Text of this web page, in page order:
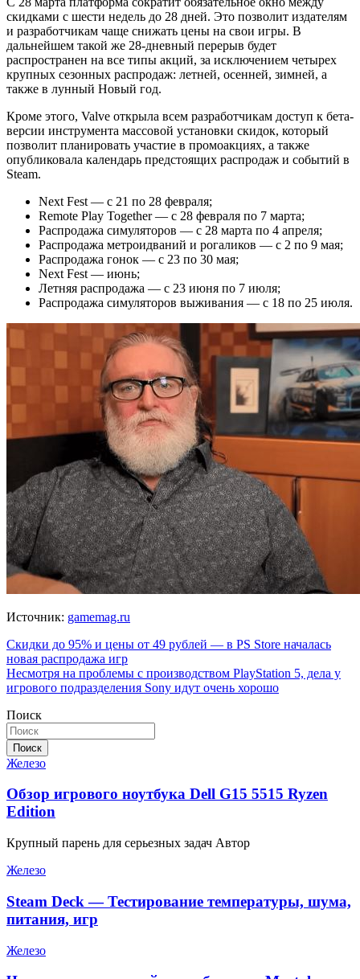
скидками с шести недель до 28 дней. Это позволит издателям
и разработчикам чаще снижать цены на свои игры. В
дальнейшем такой же 28-дневный перерыв будет
распространен на все типы акций, за исключением четырех
крупных сезонных распродаж: летней, осенней, зимней, а
также в лунный Новый год.
Кроме этого, Valve открыла всем разработчикам доступ к бета-
версии инструмента массовой установки скидок, который
позволит планировать участие в промоакциях, а также
опубликовала календарь предстоящих распродаж и событий в
Steam.
Next Fest — с 21 по 28 февраля;
Remote Play Together — с 28 февраля по 7 марта;
Распродажа симуляторов — с 28 марта по 4 апреля;
Распродажа метроидваний и рогаликов — с 2 по 9 мая;
Распродажа гонок — с 23 по 30 мая;
Next Fest — июнь;
Летняя распродажа — с 23 июня по 7 июля;
Распродажа симуляторов выживания — с 18 по 25 июля.
Источник: gamemag.ru
Навигация
по
записям
Скидки до 95% и цены от 49 рублей — в PS Store началась
новая распродажа игр
Несмотря на проблемы с производством PlayStation 5, дела у
игрового подразделения Sony идут очень хорошо
Поиск
Поиск
Железо
Обзор игрового ноутбука Dell G15 5515 Ryzen
Edition
Крупный парень для серьезных задач Автор
Железо
Steam Deck — Тестирование температуры, шума,
питания, игр
Железо